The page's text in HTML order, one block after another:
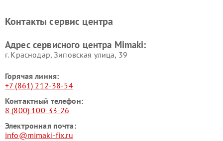
Контакты сервис центра
Адрес сервисного центра Mimaki:
г. Краснодар, Зиповская улица, 39
Горячая линия:
+7 (861) 212-38-54
Контактный телефон:
8 (800) 100-33-26
Электронная почта:
info@mimaki-fix.ru